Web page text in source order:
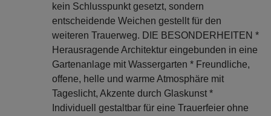
kein Schlusspunkt gesetzt, sondern
entscheidende Weichen gestellt für den
weiteren Trauerweg. DIE BESONDERHEITEN *
Herausragende Architektur eingebunden in eine
Gartenanlage mit Wassergarten * Freundliche,
offene, helle und warme Atmosphäre mit
Tageslicht, Akzente durch Glaskunst *
Individuell gestaltbar für eine Trauerfeier ohne